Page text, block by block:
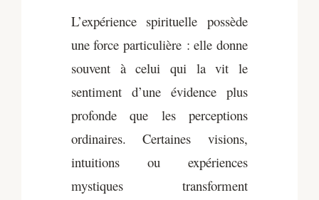
L’expérience spirituelle possède
une force particulière : elle donne
souvent à celui qui la vit le
sentiment d’une évidence plus
profonde que les perceptions
ordinaires. Certaines visions,
intuitions ou expériences
mystiques transforment